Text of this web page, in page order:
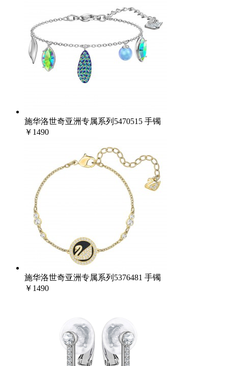
施华洛世奇亚洲专属系列5470515 手镯
￥1490
施华洛世奇亚洲专属系列5376481 手镯
￥1490